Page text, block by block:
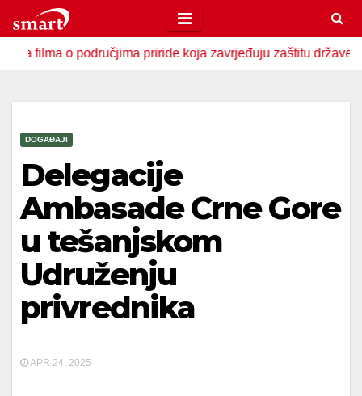
to
content
o područjima priride koja zavrjeđuju zaštitu države U
DOGAĐAJI
Delegacije
Ambasade Crne Gore
u tešanjskom
Udruženju
privrednika
APR 24, 2025